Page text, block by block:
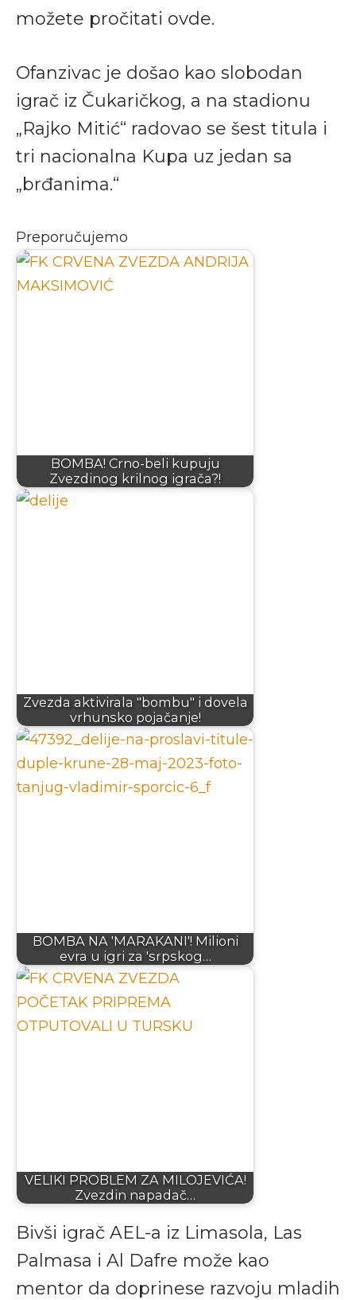
možete pročitati ovde.
Ofanzivac je došao kao slobodan
igrač iz Čukaričkog, a na stadionu
„Rajko Mitić“ radovao se šest titula i
tri nacionalna Kupa uz jedan sa
„brđanima.“
Preporučujemo
BOMBA! Crno-beli kupuju
Zvezdinog krilnog igrača?!
Zvezda aktivirala "bombu" i dovela
vrhunsko pojačanje!
BOMBA NA 'MARAKANI'! Milioni
evra u igri za 'srpskog…
VELIKI PROBLEM ZA MILOJEVIĆA!
Zvezdin napadač…
Bivši igrač AEL-a iz Limasola, Las
Palmasa i Al Dafre može kao
mentor da doprinese razvoju mladih